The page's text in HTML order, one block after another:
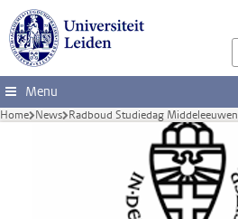
Skip to main content
Menu
Home News Radboud Studiedag Middeleeuwen